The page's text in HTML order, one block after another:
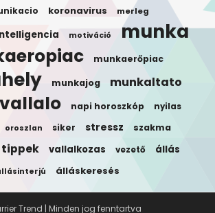
koronavirus merleg
motiváció munka
munkaerőpiac
munkajog munkaltato
napi horoszkóp nyilas
oroszlan siker stressz szakma
tippek vallalkozas vezető állás
álláskeresés
Trend | Minden jog fenntartva